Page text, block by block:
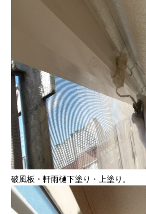
破風板・軒雨樋下塗り・上塗り。